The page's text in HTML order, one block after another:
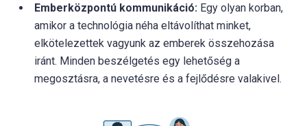
Emberközpontú kommunikáció: Egy olyan korban,
amikor a technológia néha eltávolíthat minket,
elkötelezettek vagyunk az emberek összehozása
iránt. Minden beszélgetés egy lehetőség a
megosztásra, a nevetésre és a fejlődésre valakivel.